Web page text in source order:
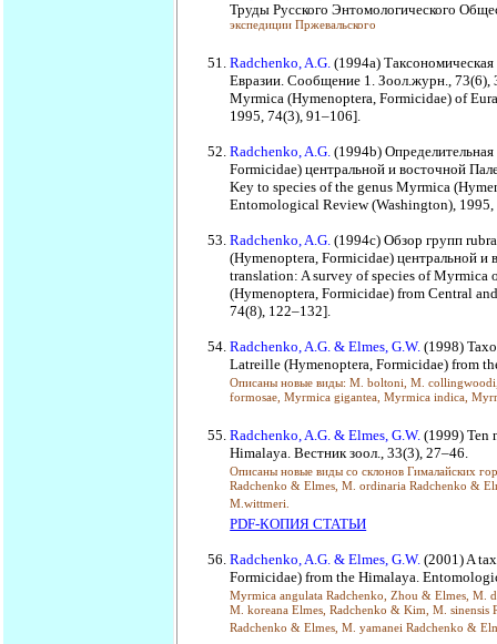
Труды Русского Энтомологического
экспедиции Пржевальского
Radchenko, A.G.(1994a)
Евразии. Сообщение 1. Зоол.журн.,
Myrmica (Hymenoptera, Formicidae) of
1995, 74(3), 91–106].
Radchenko, A.G.(1994b)
Formicidae) центральной и восточной
Key to species of the genus Myrmica
Entomological Review (Washington),
Radchenko, A.G.(1994c) Обзор групп
(Hymenoptera, Formicidae) центральной
translation: A survey of species of Myrmica
(Hymenoptera, Formicidae) from Central
74(8), 122–132].
Radchenko, A.G. & Elmes, G.W.(1998)
Latreille (Hymenoptera, Formicidae) from
Описаны новые виды: M. boltoni, M.
formosae, Myrmica gigantea, Myrmica indica,
Radchenko, A.G. & Elmes, G.W.(1999) Ten
Himalaya. Вестник зоол., 33(3), 27–46.
Описаны новые виды со склонов Гималайских
Radchenko & Elmes, M. ordinaria Radchenko &
M.wittmeri.
PDF-КОПИЯ СТАТЬИ
Radchenko, A.G. & Elmes, G.W.(2001) A
Formicidae) from the Himalaya.
Myrmica angulata Radchenko, Zhou & Elmes, M.
M. koreana Elmes, Radchenko & Kim, M.
Radchenko & Elmes, M. yamanei Radchenko &